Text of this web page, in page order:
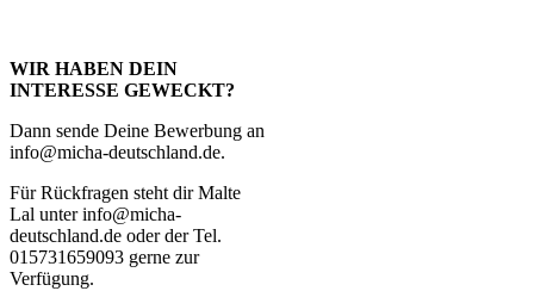
WIR HABEN DEIN
INTERESSE GEWECKT?
Dann sende Deine Bewerbung an
info@micha-deutschland.de.
Für Rückfragen steht dir Malte
Lal unter info@micha-
deutschland.de oder der Tel.
015731659093 gerne zur
Verfügung.